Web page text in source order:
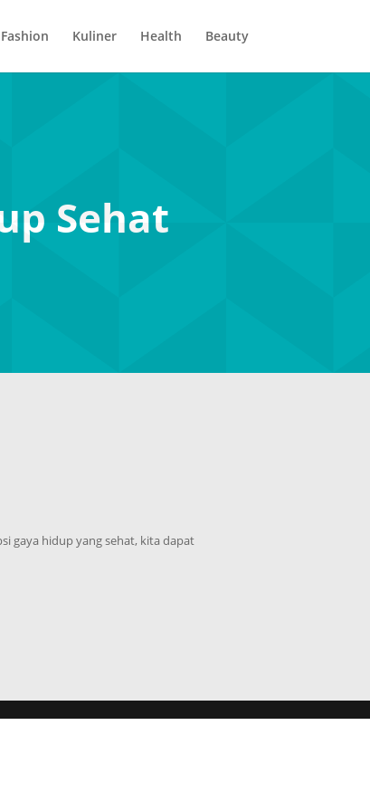
Fashion Kuliner Health Beauty
Sehat
gaya hidup yang sehat, kita dapat